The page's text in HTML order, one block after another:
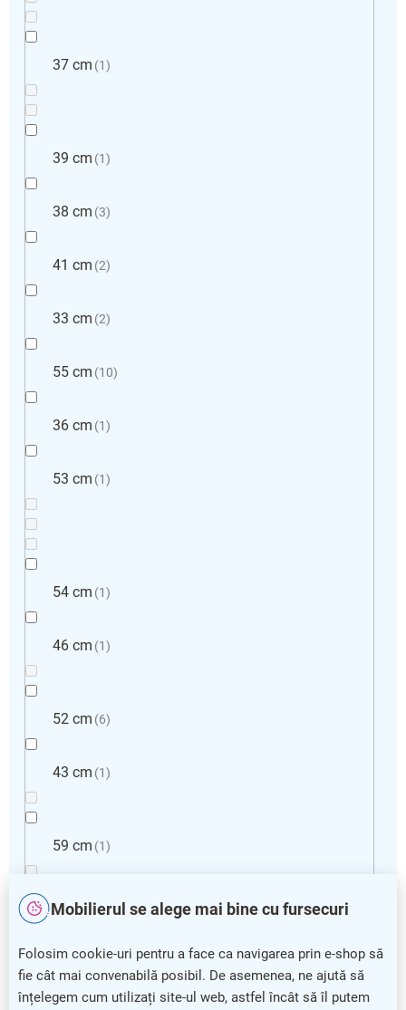
Mobilierul se alege mai bine cu fursecuri
Folosim cookie-uri pentru a face ca navigarea prin e-shop să
fie cât mai convenabilă posibil. De asemenea, ne ajută să
înțelegem cum utilizați site-ul web, astfel încât să îl putem
37 cm 1
39 cm 1
38 cm 3
41 cm 2
33 cm 2
55 cm 10
36 cm 1
53 cm 1
54 cm 1
46 cm 1
52 cm 6
43 cm 1
59 cm 1
47 cm 3
48 cm 3